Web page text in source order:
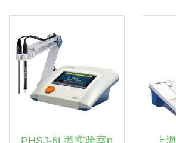
PHSJ-6L型实验室p
上